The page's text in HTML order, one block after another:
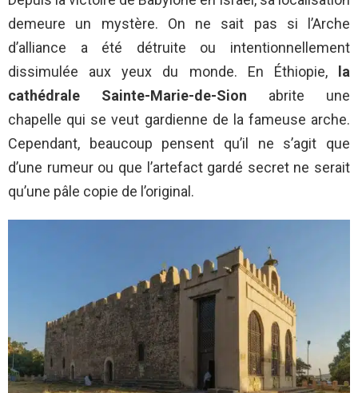
demeure un mystère. On ne sait pas si l’Arche
d’alliance a été détruite ou intentionnellement
dissimulée aux yeux du monde. En Éthiopie,la
cathédrale Sainte-Marie-de-Sion abrite une
chapelle qui se veut gardienne de la fameuse arche.
Cependant, beaucoup pensent qu’il ne s’agit que
d’une rumeur ou que l’artefact gardé secret ne serait
qu’une pâle copie de l’original.